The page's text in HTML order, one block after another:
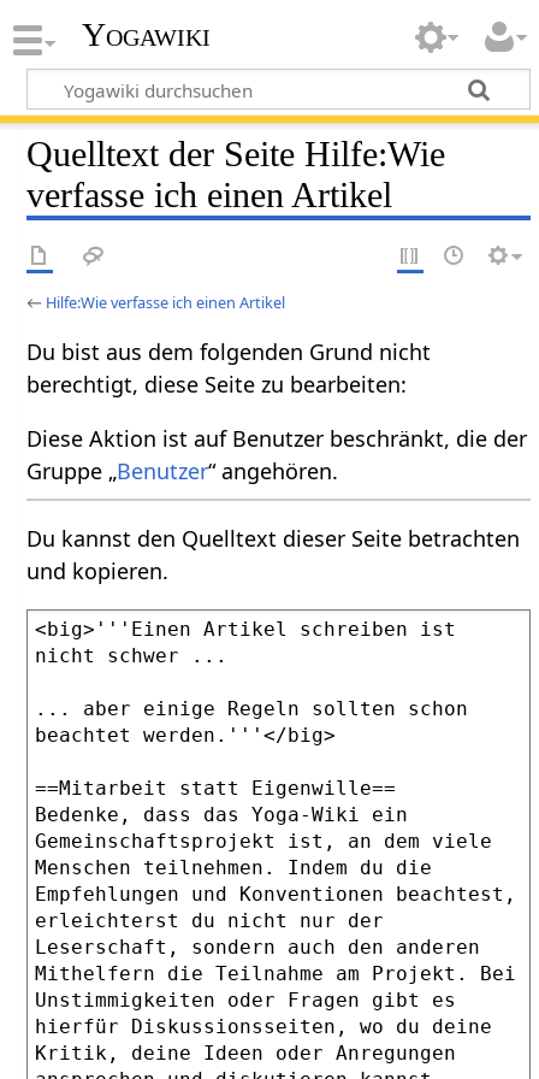
Yogawiki
Quelltext der Seite Hilfe:Wie
verfasse ich einen Artikel
← Hilfe:Wie verfasse ich einen Artikel
Du bist aus dem folgenden Grund nicht
berechtigt, diese Seite zu bearbeiten:
Diese Aktion ist auf Benutzer beschränkt, die der
Gruppe „Benutzer“ angehören.
Du kannst den Quelltext dieser Seite betrachten
und kopieren.